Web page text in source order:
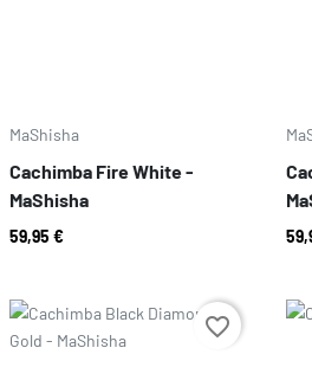
MaShisha
Cachimba Fire White -
MaShisha
59,95 €
Preço favorite_border